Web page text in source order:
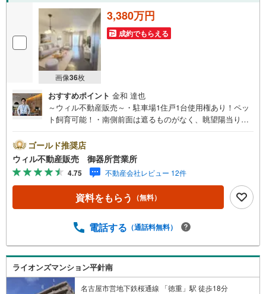
画像36枚
3,380万円
成約でもらえる
おすすめポイント 金和 達也
～ウィル不動産販売～・駐車場1住戸1台使用権あり！ペッ
ト飼育可能！・南側前面は遮るものがなく、眺望陽当り通
好！・高層階！花火大会観賞可能！・リビングと洋室から
アクセス可能なウォークスルークローゼットあり！～～リ
フォーム相談も承ります弊社にはリフォーム部門がござい
ます。年間600件超の施工実績があるため、100万円以下の
簡易工事から1000万円超のリノベーション工事まで、あら
ゆるご要望にご対応できます。名古屋市内にリフォームモ
かる？」「キッチンを対面にすることはできる？」「リノ
くださいませ
ゴールド推奨店
ウィル不動産販売 御器所営業所
4.75 不動産会社レビュー 12件
資料をもらう （無料）
電話する （通話料無料）
ライオンズマンション平針南
名古屋市営地下鉄桜通線 「徳重」駅 徒歩18分